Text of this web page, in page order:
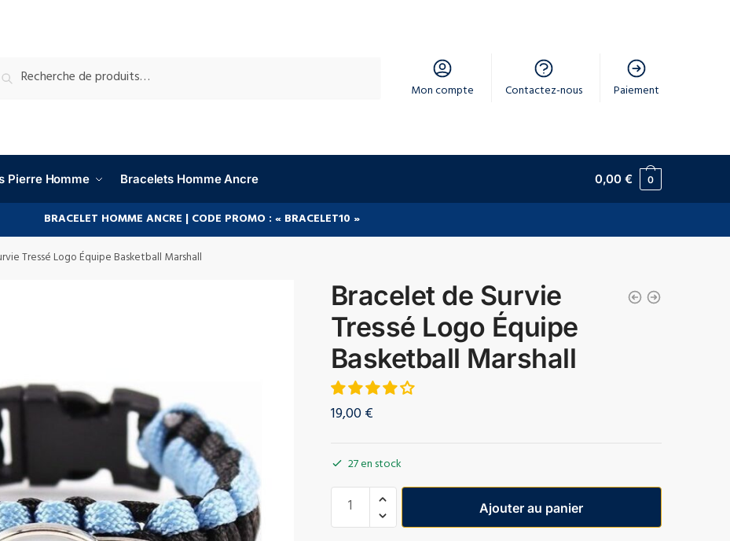
Mon compte Contactez-nous Paiement
Pierre Homme Bracelets Homme Ancre 0,00€ 0
BRACELET HOMME ANCRE | CODE PROMO : « BRACELET10 »
Tressé Logo Équipe Basketball Marshall
Bracelet de Survie
Tressé Logo Équipe
Basketball Marshall
19,00€
27 en stock
Ajouter au panier